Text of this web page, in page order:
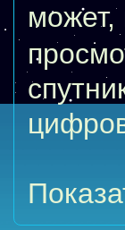
может,